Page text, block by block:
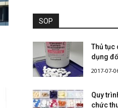
SOP
Thủ tục
dụng
2017-07-
Quy
chức